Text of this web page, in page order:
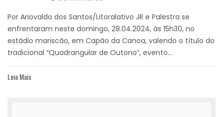
Por Ariovaldo dos Santos/Litoralativo JR e Palestra se
enfrentaram neste domingo, 28.04.2024, às 15h30, no
estádio mariscão, em Capão da Canoa, valendo o título do
tradicional “Quadrangular de Outono”, evento...
Leia Mais